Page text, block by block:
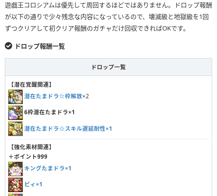
遊戯王コロシアムは優先して周回するほどではありません。ドロップ報酬
が以下の通りで少々残念な内容になっているので、壊滅級と地獄級を1回
ずつクリアして初クリア報酬のガチャだけ回収できればOKです。
ドロップ報酬一覧
ドロップ一覧
【潜在覚醒関連】
潜在たまドラ☆枠解放×2
6枠潜在たまドラ×1
潜在たまドラ☆スキル遅延耐性×1
【強化素材関連】
＋ポイント999
キングたまドラ×1
ピィ×1